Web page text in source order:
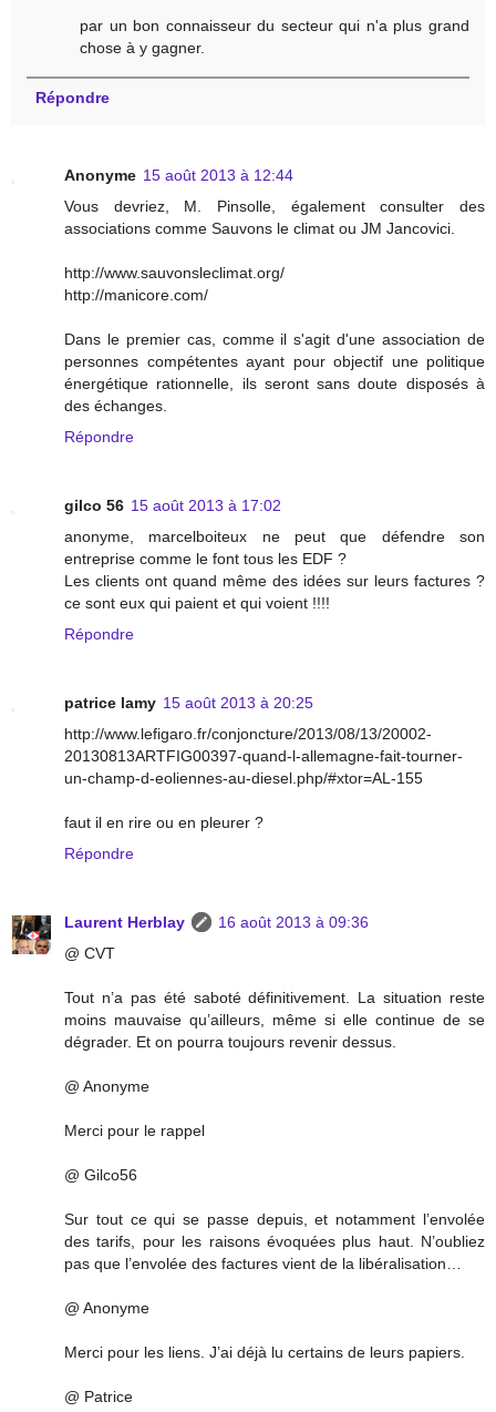
par un bon connaisseur du secteur qui n'a plus grand
chose à y gagner.
Répondre
Anonyme 15 août 2013 à 12:44
Vous devriez, M. Pinsolle, également consulter des
associations comme Sauvons le climat ou JM Jancovici.
http://www.sauvonsleclimat.org/
http://manicore.com/
Dans le premier cas, comme il s'agit d'une association de
personnes compétentes ayant pour objectif une politique
énergétique rationnelle, ils seront sans doute disposés à
des échanges.
Répondre
gilco 56 15 août 2013 à 17:02
anonyme, marcelboiteux ne peut que défendre son
entreprise comme le font tous les EDF ?
Les clients ont quand même des idées sur leurs factures ?
ce sont eux qui paient et qui voient !!!!
Répondre
patrice lamy 15 août 2013 à 20:25
http://www.lefigaro.fr/conjoncture/2013/08/13/20002-
20130813ARTFIG00397-quand-l-allemagne-fait-tourner-
un-champ-d-eoliennes-au-diesel.php/#xtor=AL-155
faut il en rire ou en pleurer ?
Répondre
Laurent Herblay
16 août 2013 à 09:36
@ CVT
Tout n’a pas été saboté définitivement. La situation reste
moins mauvaise qu’ailleurs, même si elle continue de se
dégrader. Et on pourra toujours revenir dessus.
@ Anonyme
Merci pour le rappel
@ Gilco56
Sur tout ce qui se passe depuis, et notamment l’envolée
des tarifs, pour les raisons évoquées plus haut. N’oubliez
pas que l’envolée des factures vient de la libéralisation…
@ Anonyme
Merci pour les liens. J’ai déjà lu certains de leurs papiers.
@ Patrice